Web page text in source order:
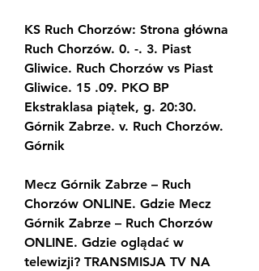
KS Ruch Chorzów: Strona główna
Ruch Chorzów. 0. -. 3. Piast
Gliwice. Ruch Chorzów vs Piast
Gliwice. 15 .09. PKO BP
Ekstraklasa piątek, g. 20:30.
Górnik Zabrze. v. Ruch Chorzów.
Górnik
Mecz Górnik Zabrze – Ruch
Chorzów ONLINE. Gdzie Mecz
Górnik Zabrze – Ruch Chorzów
ONLINE. Gdzie oglądać w
telewizji? TRANSMISJA TV NA